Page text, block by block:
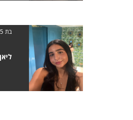
בת 15 | 1.65